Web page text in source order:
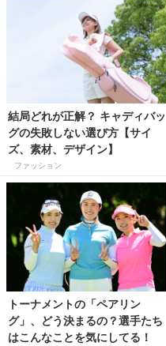
結局どれが正解？ キャディバッ
グの失敗しない選び方【サイ
ズ、素材、デザイン】
ファッション
トーナメントの「ペアリン
グ」、どう決まるの？選手たち
はこんなことを気にしてる！